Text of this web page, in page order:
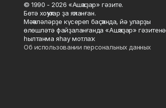
© 1990 - 2026 «Ашҡаҙар» гәзите.
Бөтә хоҡуҡтар ҙа яҡланған.
Мәҡәләләрҙе күсереп баҫҡанда, йә уларҙы
өлөшләтә файҙаланғанда «Ашҡаҙар» гәзитенә
һылтанма яһау мотлаҡ.
Об использовании персональных данных